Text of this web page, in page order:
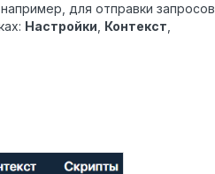
для отправки запросов
Настройки Контекст